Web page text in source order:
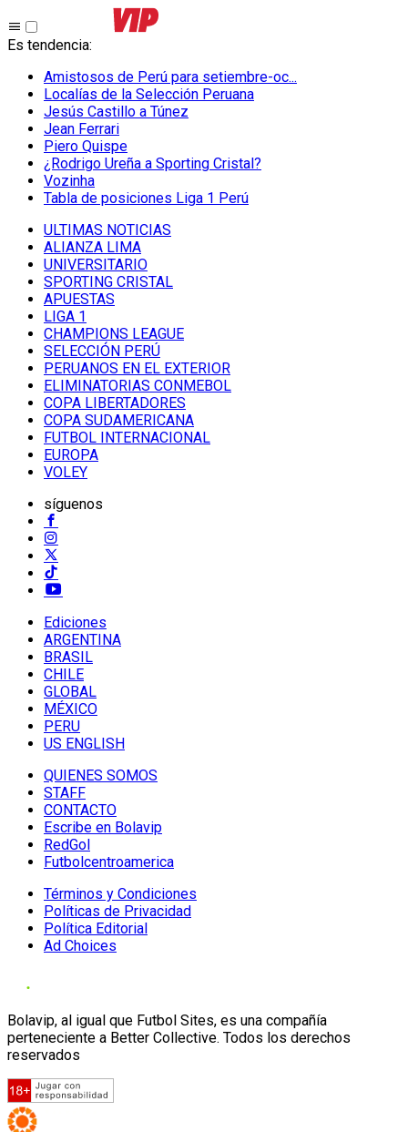
Es tendencia:
Amistosos de Perú para setiembre-oc...
Localías de la Selección Peruana
Jesús Castillo a Túnez
Jean Ferrari
Piero Quispe
¿Rodrigo Ureña a Sporting Cristal?
Vozinha
Tabla de posiciones Liga 1 Perú
ULTIMAS NOTICIAS
ALIANZA LIMA
UNIVERSITARIO
SPORTING CRISTAL
APUESTAS
LIGA 1
CHAMPIONS LEAGUE
SELECCIÓN PERÚ
PERUANOS EN EL EXTERIOR
ELIMINATORIAS CONMEBOL
COPA LIBERTADORES
COPA SUDAMERICANA
FUTBOL INTERNACIONAL
EUROPA
VOLEY
síguenos
Ediciones
ARGENTINA
BRASIL
CHILE
GLOBAL
MÉXICO
PERU
US ENGLISH
QUIENES SOMOS
STAFF
CONTACTO
Escribe en Bolavip
RedGol
Futbolcentroamerica
Términos y Condiciones
Políticas de Privacidad
Política Editorial
Ad Choices
Bolavip, al igual que Futbol Sites, es una compañía
perteneciente a Better Collective. Todos los derechos
reservados